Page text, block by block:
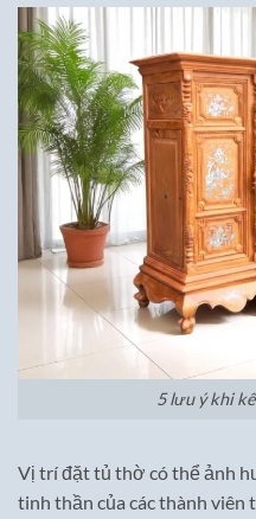
5 lưu ý khi
Vị trí đặt tủ thờ có thể ảnh
tinh thần của các thành